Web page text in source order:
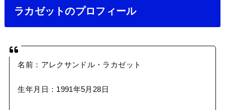
ラカゼットのプロフィール
名前：アレクサンドル・ラカゼット
生年月日：1991年5月28日